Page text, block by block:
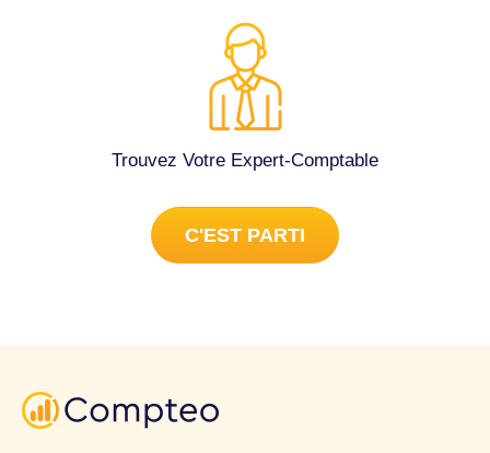
Trouvez Votre Expert-Comptable
C'EST PARTI